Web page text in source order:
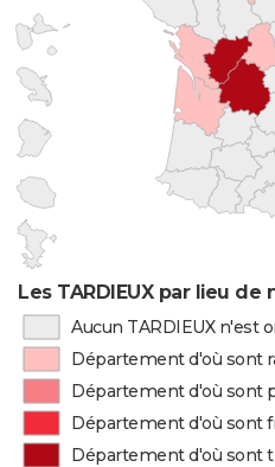
Les TARDIEUX par lieu de
Aucun TARDIEUX n'est
Département d'où sont
Département d'où sont
Département d'où sont
Département d'où sont